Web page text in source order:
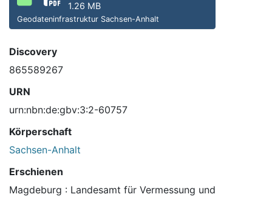
1.26 MB
Geodateninfrastruktur Sachsen-Anhalt
Discovery
865589267
URN
urn:nbn:de:gbv:3:2-60757
Körperschaft
Sachsen-Anhalt
Erschienen
Magdeburg : Landesamt für Vermessung und